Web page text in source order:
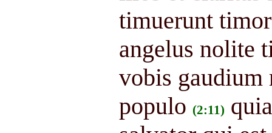
timuerunt
angelus nolite
vobis gaudium
populo (2:11)